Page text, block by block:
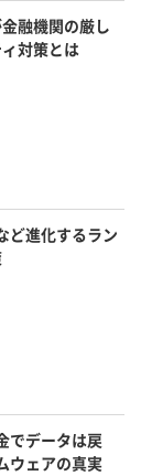
融機関の厳し
対策とは
ど進化するラン
でデータは戻
ウェアの真実